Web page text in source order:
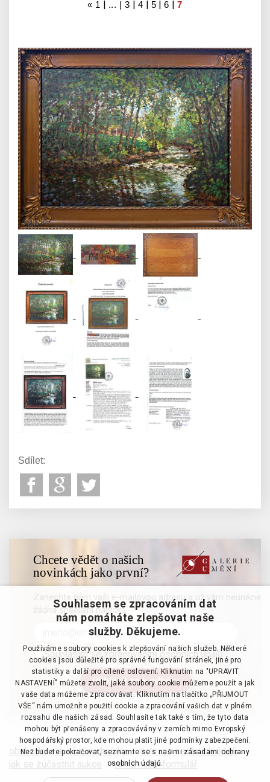
« 1 | ... | 3 | 4 | 5 |6 | 7
Sdílet:
Chcete vědět o našich
novinkách jako první?
Zanechte nám vaši e-mailovou adresu a už vám neunikne
žádná speciální nabídka
Souhlasím se zpracováním osobních údajů
obchodní a aukční podmínky · ochrana osobních údajů ·
jak se zúčastnit aukce · reklamační formulář
Souhlasem se zpracováním dat
nám pomáháte zlepšovat naše
služby. Děkujeme.
Používáme soubory cookies k zlepšování našich služeb. Některé
cookies jsou důležité pro správné fungování stránek, jiné pro
statistiky a další pro cílené oslovení. Kliknutím na "UPRAVIT
NASTAVENÍ" můžete zvolit, jaké soubory cookie můžeme použít a jak
vaše data můžeme zpracovávat. Kliknutím na tlačítko „PŘIJMOUT
VŠE“ nám umožníte použití cookie a zpracování vašich dat v plném
rozsahu dle našich zásad. Souhlasíte tak také s tím, že tyto data
mohou být přenášeny a zpracovávány v zemích mimo Evropský
hospodářský prostor, kde mohou platit jiné podmínky zabezpečení.
Než budete pokračovat, seznamte se s našimizásadami ochrany
osobních údajů.